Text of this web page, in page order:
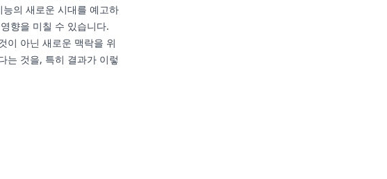
의 새로운 시대를 예고하
향을 미칠 수 있습니다.
이 아닌 새로운 맥락을 위
는 것을, 특히 결과가 이렇